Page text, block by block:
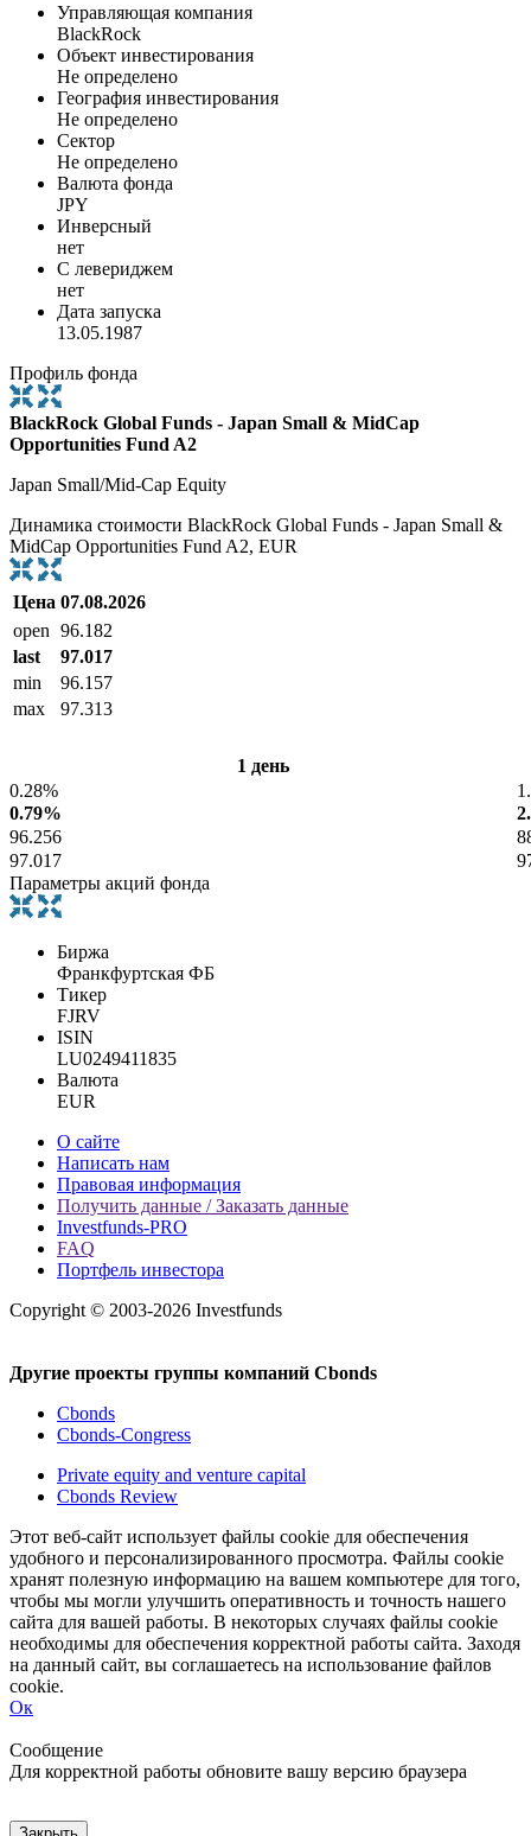
Управляющая компания
BlackRock
Объект инвестирования
Не определено
География инвестирования
Не определено
Сектор
Не определено
Валюта фонда
JPY
Инверсный
нет
С левериджем
нет
Дата запуска
13.05.1987
Профиль фонда
BlackRock Global Funds - Japan Small & MidCap
Opportunities Fund A2
Japan Small/Mid-Cap Equity
Динамика стоимости BlackRock Global Funds - Japan Small &
MidCap Opportunities Fund A2, EUR
Цена 07.08.2026
open 96.182
last
97.017
min
96.157
max
97.313
1 день
0.28%
0.79%
96.256
97.017
Параметры акций фонда
Биржа
Франкфуртская ФБ
Тикер
FJRV
ISIN
LU0249411835
Валюта
EUR
О сайте
Написать нам
Правовая информация
Получить данные / Заказать данные
Investfunds-PRO
FAQ
Портфель инвестора
Copyright © 2003-2026 Investfunds
Другие проекты группы компаний Cbonds
Cbonds
Cbonds-Congress
Private equity and venture capital
Cbonds Review
Этот веб-сайт использует файлы cookie для обеспечения
удобного и персонализированного просмотра. Файлы cookie
хранят полезную информацию на вашем компьютере для того,
чтобы мы могли улучшить оперативность и точность нашего
сайта для вашей работы. В некоторых случаях файлы cookie
необходимы для обеспечения корректной работы сайта. Заходя
на данный сайт, вы соглашаетесь на использование файлов
cookie.
Ок
Сообщение
Для корректной работы обновите вашу версию браузера